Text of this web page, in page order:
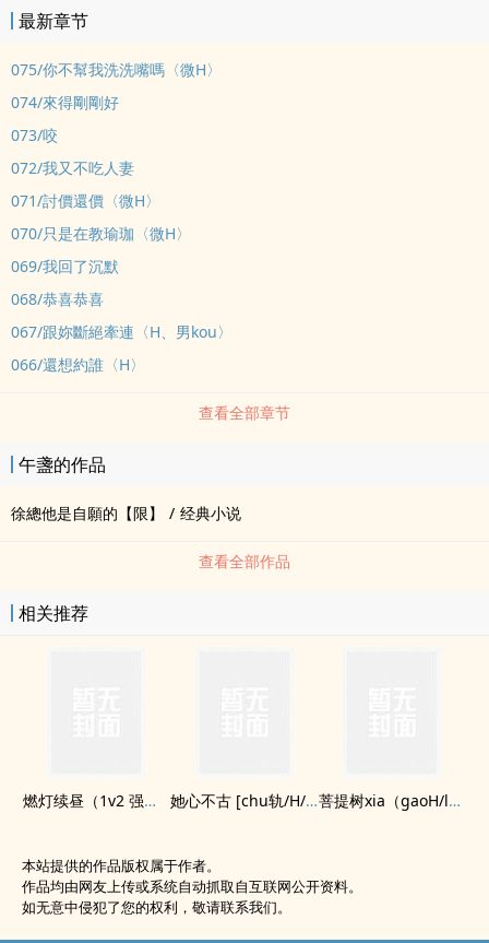
把傷患上了的這件事，頗有趁人之危的嫌疑，盛知雨覺得自己還是有
懂現在年輕人的狼虎之詞※雙總裁1V1/雙向暗戀/久別重逢/BG/黑dao
千金/陰濕狗勾※維持走3章劇情再吃rou的頻率
最新章节
075/你不幫我洗洗嘴嗎〈微H〉
074/來得剛剛好
073/咬
072/我又不吃人妻
071/討價還價〈微H〉
070/只是在教瑜珈〈微H〉
069/我回了沉默
068/恭喜恭喜
067/跟妳斷絕牽連〈H、男kou〉
066/還想約誰〈H〉
查看全部章节
午盞的作品
徐總他是自願的【限】 / 经典小说
查看全部作品
相关推荐
燃灯续昼（1v2 强制） 她心不古 [chu轨/H/1v1] 菩提树xia（gaoH/luanlun/禁忌）
本站提供的作品版权属于作者。
作品均由网友上传或系统自动抓取自互联网公开资料。
如无意中侵犯了您的权利，敬请联系我们。